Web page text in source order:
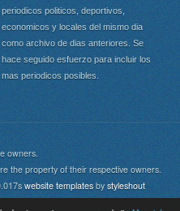
periodicos politicos, deportivos,
economicos y locales del mismo dia
como archivo de dias anteriores. Se
hace seguido esfuerzo para incluir los
mas periodicos posibles.
owners.
the property of their respective owners.
website templates by styleshout